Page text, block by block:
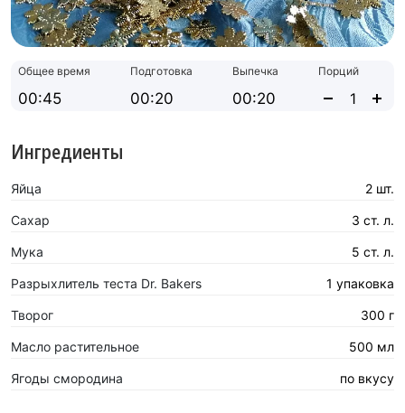
Общее время
00:45
Подготовка
00:20
Выпечка
00:20
Порций
Ингредиенты
Яйца 2 шт.
Сахар 3 ст. л.
Мука 5 ст. л.
Разрыхлитель теста Dr. Bakers 1 упаковка
Творог 300 г
Масло растительное 500 мл
Ягоды смородина по вкусу